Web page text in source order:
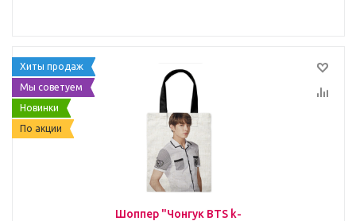
Хиты продаж
Мы советуем
Новинки
По акции
Шоппер "Чонгук BTS k-